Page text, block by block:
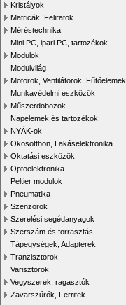
Kristályok
Matricák, Feliratok
Méréstechnika
Mini PC, ipari PC, tartozékok
Modulok
Modulvilág
Motorok, Ventilátorok, Fűtőelemek
Munkavédelmi eszközök
Műszerdobozok
Napelemek és tartozékok
NYÁK-ok
Okosotthon, Lakáselektronika
Oktatási eszközök
Optoelektronika
Peltier modulok
Pneumatika
Szenzorok
Szerelési segédanyagok
Szerszám és forrasztás
Tápegységek, Adapterek
Tranzisztorok
Varisztorok
Vegyszerek, ragasztók
Zavarszűrők, Ferritek